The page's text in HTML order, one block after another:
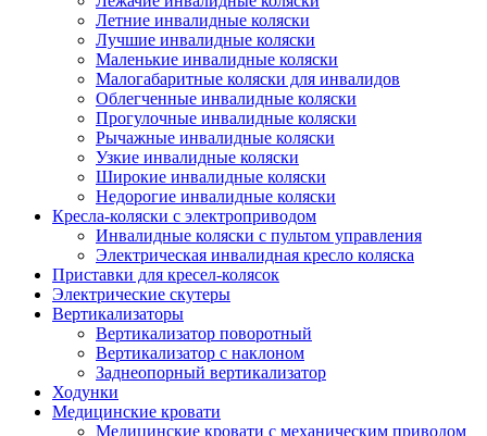
Летние инвалидные коляски
Лучшие инвалидные коляски
Маленькие инвалидные коляски
Малогабаритные коляски для инвалидов
Облегченные инвалидные коляски
Прогулочные инвалидные коляски
Рычажные инвалидные коляски
Узкие инвалидные коляски
Широкие инвалидные коляски
Недорогие инвалидные коляски
Кресла-коляски с электроприводом
Инвалидные коляски с пультом управления
Электрическая инвалидная кресло коляска
Приставки для кресел-колясок
Электрические скутеры
Вертикализаторы
Вертикализатор поворотный
Вертикализатор с наклоном
Заднеопорный вертикализатор
Ходунки
Медицинские кровати
Медицинские кровати с механическим приводом